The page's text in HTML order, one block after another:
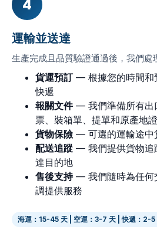
4
運輸並送達
生產完成且品質驗證通過後，我們處
貨運預訂— 根據您的時間和
快遞
報關文件— 我們準備所有出
票、裝箱單、提單和原產地
貨物保險 — 可選的運輸途中
配送追蹤 — 我們提供貨物追
達目的地
售後支持— 我們隨時為任何
調提供服務
海運：15-45 天 | 空運：3-7 天 | 快遞：2-5